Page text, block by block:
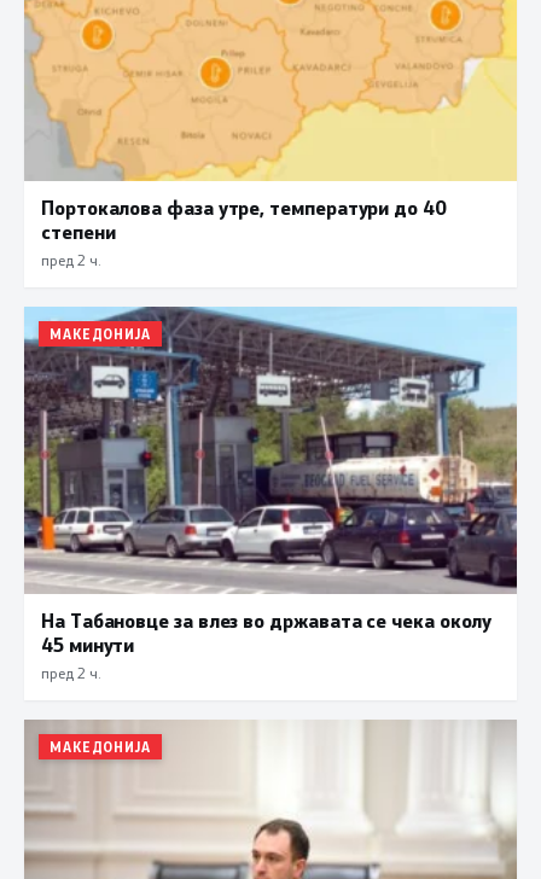
Портокалова фаза утре, температури до 40
степени
пред 2 ч.
МАКЕДОНИЈА
На Табановце за влез во државата се чека околу
45 минути
пред 2 ч.
МАКЕДОНИЈА